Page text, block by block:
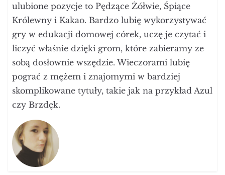
ulubione pozycje to Pędzące Żółwie, Śpiące
Królewny i Kakao. Bardzo lubię wykorzystywać
gry w edukacji domowej córek, uczę je czytać i
liczyć właśnie dzięki grom, które zabieramy ze
sobą dosłownie wszędzie. Wieczorami lubię
pograć z mężem i znajomymi w bardziej
skomplikowane tytuły, takie jak na przykład Azul
czy Brzdęk.